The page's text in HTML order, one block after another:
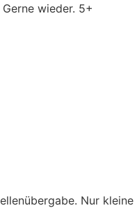
wieder. 5+
Nur kleine